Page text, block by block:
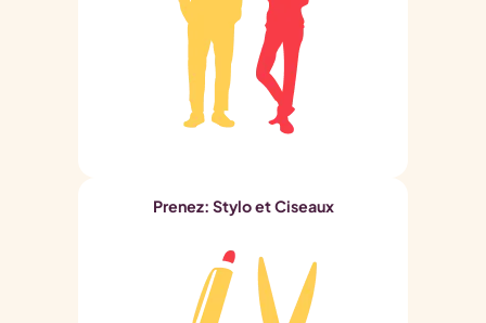
Prenez: Stylo et Ciseaux